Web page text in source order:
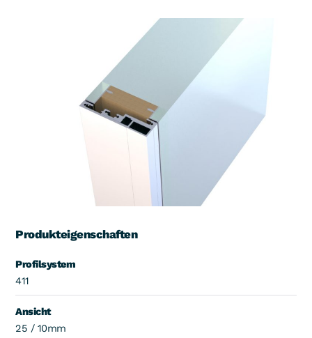
Produkteigenschaften
Profilsystem
411
Ansicht
25 / 10mm